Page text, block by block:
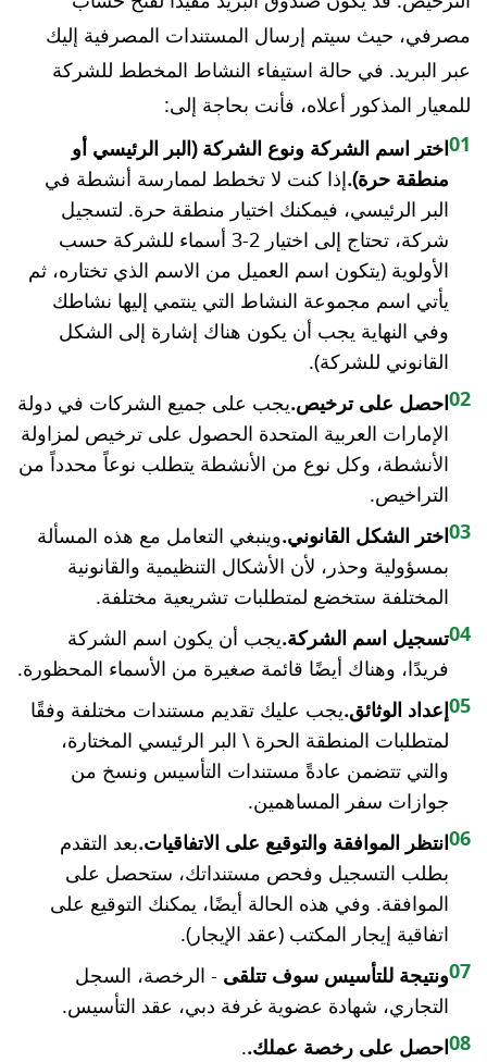
مصرفي، حيث سيتم إرسال المستندات المصرفية إليك
عبر البريد. في حالة استيفاء النشاط المخطط للشركة
للمعيار المذكور أعلاه، فأنت بحاجة إلى:
01اختر اسم الشركة ونوع الشركة (البر الرئيسي أو
منطقة حرة).إذا كنت لا تخطط لممارسة أنشطة في
البر الرئيسي، فيمكنك اختيار منطقة حرة. لتسجيل
شركة، تحتاج إلى اختيار 2-3 أسماء للشركة حسب
الأولوية (يتكون اسم العميل من الاسم الذي تختاره، ثم
يأتي اسم مجموعة النشاط التي ينتمي إليها نشاطك
وفي النهاية يجب أن يكون هناك إشارة إلى الشكل
القانوني للشركة).
02احصل على ترخيص.يجب على جميع الشركات في دولة
الإمارات العربية المتحدة الحصول على ترخيص لمزاولة
الأنشطة، وكل نوع من الأنشطة يتطلب نوعاً محدداً من
التراخيص.
03اختر الشكل القانوني.وينبغي التعامل مع هذه المسألة
بمسؤولية وحذر، لأن الأشكال التنظيمية والقانونية
المختلفة ستخضع لمتطلبات تشريعية مختلفة.
04تسجيل اسم الشركة.يجب أن يكون اسم الشركة
فريدًا، وهناك أيضًا قائمة صغيرة من الأسماء المحظورة.
05إعداد الوثائق.يجب عليك تقديم مستندات مختلفة وفقًا
لمتطلبات المنطقة الحرة \ البر الرئيسي المختارة،
والتي تتضمن عادةً مستندات التأسيس ونسخ من
جوازات سفر المساهمين.
06انتظر الموافقة والتوقيع على الاتفاقيات.بعد التقدم
بطلب التسجيل وفحص مستنداتك، ستحصل على
الموافقة. وفي هذه الحالة أيضًا، يمكنك التوقيع على
اتفاقية إيجار المكتب (عقد الإيجار).
07ونتيجة للتأسيس سوف تتلقى - الرخصة، السجل
التجاري، شهادة عضوية غرفة دبي، عقد التأسيس.
08احصل على رخصة عملك..